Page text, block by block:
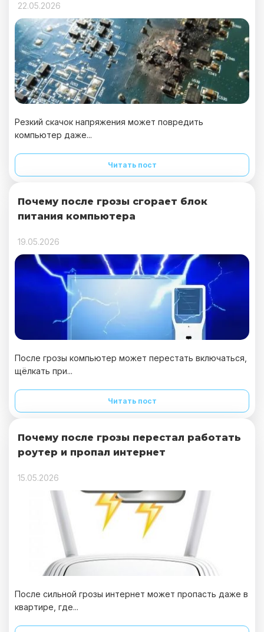
22.05.2026
Резкий скачок напряжения может повредить
компьютер даже...
Читать пост
Почему после грозы сгорает блок
питания компьютера
19.05.2026
После грозы компьютер может перестать включаться,
щёлкать при...
Читать пост
Почему после грозы перестал работать
роутер и пропал интернет
15.05.2026
После сильной грозы интернет может пропасть даже в
квартире, где...